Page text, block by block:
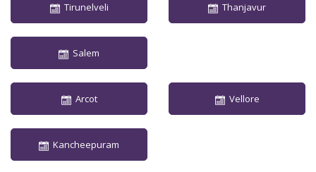
Tirunelveli Thanjavur
Salem
Arcot Vellore
Kancheepuram